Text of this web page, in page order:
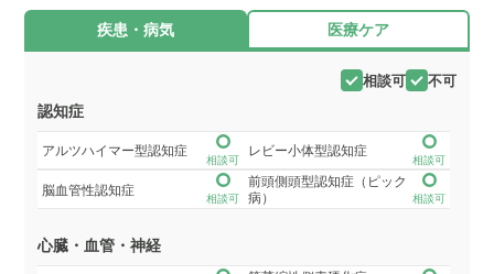
疾患・病気 医療ケア
相談可 不可
認知症
アルツハイマー型認知症
相談可
レビー小体型認知症
相談可
脳血管性認知症
相談可
前頭側頭型認知症（ピック
病）
相談可
心臓・血管・神経